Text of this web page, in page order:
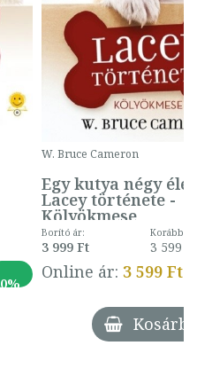
W. Bruce Cameron
Egy kutya négy
Lacey története -
Kölyökmese
Borító ár:
3 999 Ft
Korábbi
3 599 Ft
Online ár: 3 599 Ft
Kosárba